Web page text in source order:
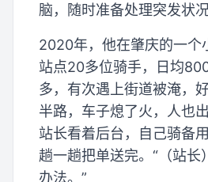
脑，随时准备处理突发状况
2020年，他在肇庆的一个
站点20多位骑手，日均
多，有次遇上街道被淹，
半路，车子熄了火，人也
站长看着后台，自己骑备
趟一趟把单送完。“（站长
办法。”